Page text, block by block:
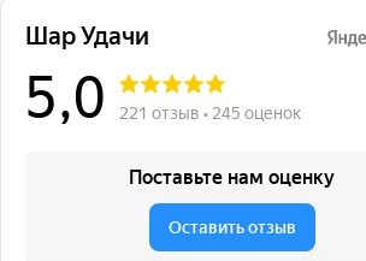
Вопросы и ответы
Сколько держатся шары с гелием?
Делаете индивидуальные надписи?